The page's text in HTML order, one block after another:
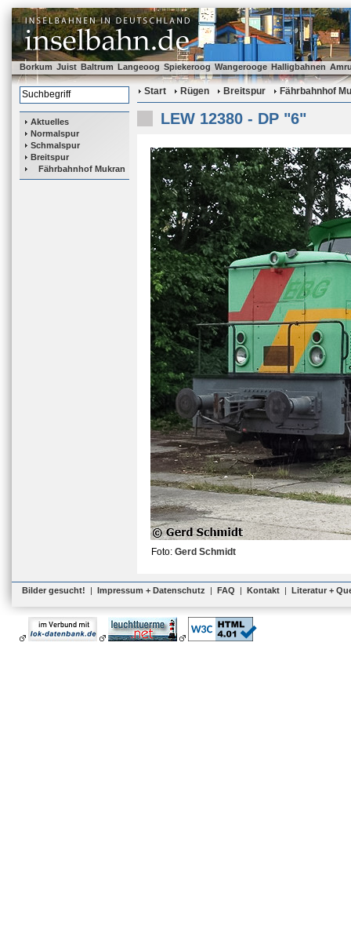
Borkum Juist Baltrum Langeoog Spiekeroog Wangerooge Halligbahnen
Aktuelles
Normalspur
Schmalspur
Breitspur
Fährbahnhof Mukran
Start Rügen Breitspur Fährbahnhof
LEW 12380 - DP "6"
Foto: Gerd Schmidt
Bilder gesucht! | Impressum + Datenschutz | FAQ | Kontakt | Literatur +